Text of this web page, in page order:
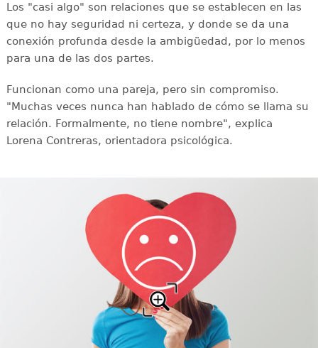
Los "casi algo" son relaciones que se establecen en las
que no hay seguridad ni certeza, y donde se da una
conexión profunda desde la ambigüedad, por lo menos
para una de las dos partes.
Funcionan como una pareja, pero sin compromiso.
"Muchas veces nunca han hablado de cómo se llama su
relación. Formalmente, no tiene nombre", explica
Lorena Contreras, orientadora psicológica.